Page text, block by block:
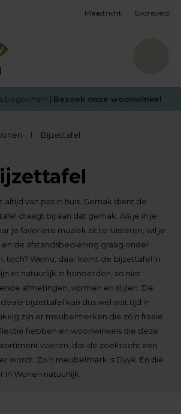
Maastricht Gronsveld
begonnen! | Bezoek onze woonwinkel
Bijzettafel
van pas in huis. Gemak dient de
draagt bij aan dat gemak. Als je in je
je favoriete muziek zit te luisteren, wil je
de afstandsbediening graag onder
toch? Welnu, daar komt de bijzettafel in
er natuurlijk in honderden, zo niet
afmetingen, vormen en stijlen. De
bijzettafel kan dus wel wat tijd in
zijn er meubelmerken die zó’n fraaie
hebben en woonwinkels die deze
voeren, dat de zoektocht een
wordt. Zo’n meubelmerk is Dyyk. En die
in Wonen natuurlijk.